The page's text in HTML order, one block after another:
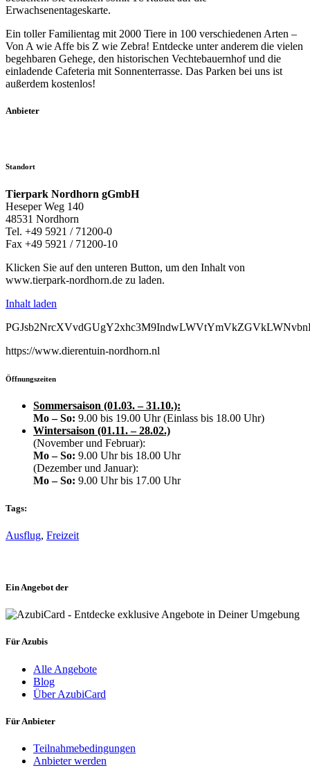
Erwachsenentageskarte.
Ein toller Familientag mit 2000 Tiere in 100 verschiedenen Arten –
Von A wie Affe bis Z wie Zebra! Entdecke unter anderem die vielen
begehbaren Gehege, den historischen Vechtebauernhof und die
einladende Cafeteria mit Sonnenterrasse. Das Parken bei uns ist
außerdem kostenlos!
Anbieter
Standort
Tierpark Nordhorn gGmbH
Heseper Weg 140
48531 Nordhorn
Tel. +49 5921 / 71200-0
Fax +49 5921 / 71200-10
Klicken Sie auf den unteren Button, um den Inhalt von
www.tierpark-nordhorn.de zu laden.
Inhalt laden
https://www.dierentuin-nordhorn.nl
Öffnungszeiten
Sommersaison (01.03. – 31.10.):
Mo – So: 9.00 bis 19.00 Uhr (Einlass bis 18.00 Uhr)
Wintersaison (01.11. – 28.02.)
(November und Februar):
Mo – So: 9.00 Uhr bis 18.00 Uhr
(Dezember und Januar):
Mo – So: 9.00 Uhr bis 17.00 Uhr
Tags:
Ausflug, Freizeit
Ein Angebot der
Für Azubis
Alle Angebote
Blog
Über AzubiCard
Für Anbieter
Teilnahmebedingungen
Anbieter werden